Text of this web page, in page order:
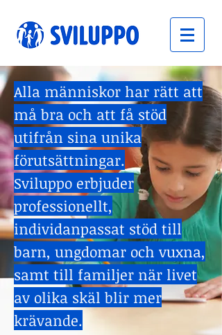
Alla människor har rätt att
må bra och att få stöd
utifrån sina unika
förutsättningar.
Sviluppo erbjuder
professionellt,
individanpassat stöd till
barn, ungdomar och vuxna,
samt till familjer när livet
av olika skäl blir mer
krävande.